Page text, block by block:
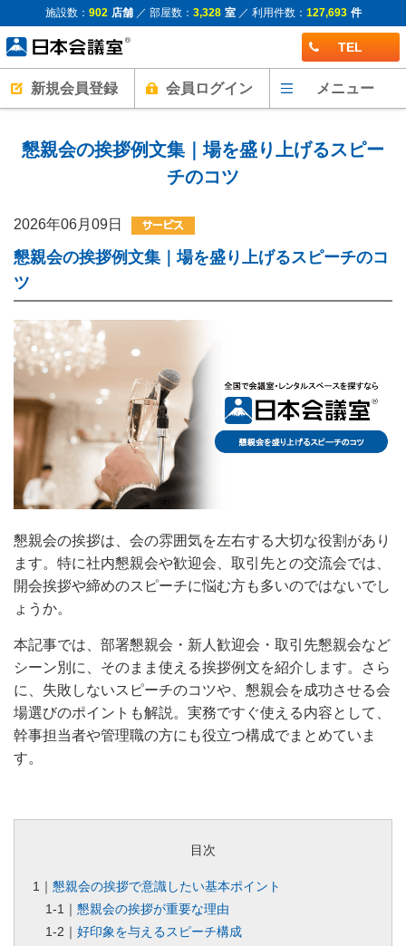
施設数： 902 店舗／ 部屋数： 3,328 室／ 利用件数： 127,693 件
TEL
新規会員登録 会員ログイン メニュー
懇親会の挨拶例文集｜場を盛り上げるスピー
チのコツ
2026年06月09日
懇親会の挨拶例文集｜場を盛り上げるスピーチのコ
ツ
懇親会の挨拶は、会の雰囲気を左右する大切な役割があり
ます。特に社内懇親会や歓迎会、取引先との交流会では、
開会挨拶や締めのスピーチに悩む方も多いのではないでし
ょうか。
本記事では、部署懇親会・新人歓迎会・取引先懇親会など
シーン別に、そのまま使える挨拶例文を紹介します。さら
に、失敗しないスピーチのコツや、懇親会を成功させる会
場選びのポイントも解説。実務ですぐ使える内容として、
幹事担当者や管理職の方にも役立つ構成でまとめていま
す。
目次
1｜ 懇親会の挨拶で意識したい基本ポイント
1-1｜ 懇親会の挨拶が重要な理由
1-2｜ 好印象を与えるスピーチ構成